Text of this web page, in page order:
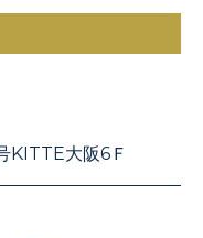
KITTE大阪6Ｆ